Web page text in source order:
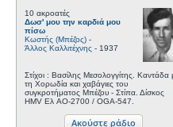
10 ακροατές
Δωσ' μου την καρδιά μου
πίσω
Κωστής (Μπέζος) -
Άλλος Καλλιτέχνης - 1937
Στίχοι : Βασίλης Μεσολογγίτης. Καντάδα
τη Χορωδία και χαβάγιες του
συγκροτήματος Μπέζου - Στίπα. Δίσκος
HMV Ελ AO-2700 / OGA-547.